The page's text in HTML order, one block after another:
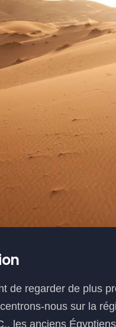
de regarder de plus
nous sur la
les anciens